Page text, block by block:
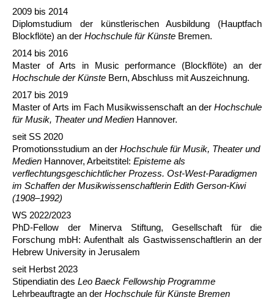
2009 bis 2014
Diplomstudium der künstlerischen Ausbildung (Hauptfach
Blockflöte) an der Hochschule für Künste Bremen.
2014 bis 2016
Master of Arts in Music performance (Blockflöte) an der
Hochschule der Künste Bern, Abschluss mit Auszeichnung.
2017 bis 2019
Master of Arts im Fach Musikwissenschaft an der Hochschule
für Musik, Theater und Medien Hannover.
seit SS 2020
Promotionsstudium an der Hochschule für Musik, Theater und
Medien Hannover, Arbeitstitel: Episteme als
verflechtungsgeschichtlicher Prozess. Ost-West-Paradigmen
im Schaffen der Musikwissenschaftlerin Edith Gerson-Kiwi
(1908–1992)
WS 2022/2023
PhD-Fellow der Minerva Stiftung, Gesellschaft für die
Forschung mbH: Aufenthalt als Gastwissenschaftlerin an der
Hebrew University in Jerusalem
seit Herbst 2023
Stipendiatin des Leo Baeck Fellowship Programme
Lehrbeauftragte an der Hochschule für Künste Bremen